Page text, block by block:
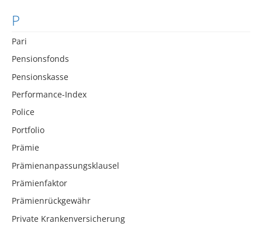
P
Pari
Pensionsfonds
Pensionskasse
Performance-Index
Police
Portfolio
Prämie
Prämienanpassungsklausel
Prämienfaktor
Prämienrückgewähr
Private Krankenversicherung